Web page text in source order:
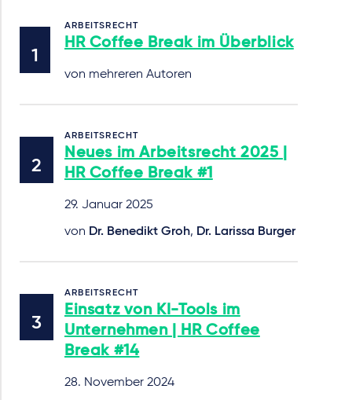
ARBEITSRECHT
HR Coffee Break im Überblick
von mehreren Autoren
ARBEITSRECHT
Neues im Arbeitsrecht 2025 |
HR Coffee Break #1
29. Januar 2025
von Dr. Benedikt Groh, Dr. Larissa Burger
ARBEITSRECHT
Einsatz von KI-Tools im
Unternehmen | HR Coffee
Break #14
28. November 2024